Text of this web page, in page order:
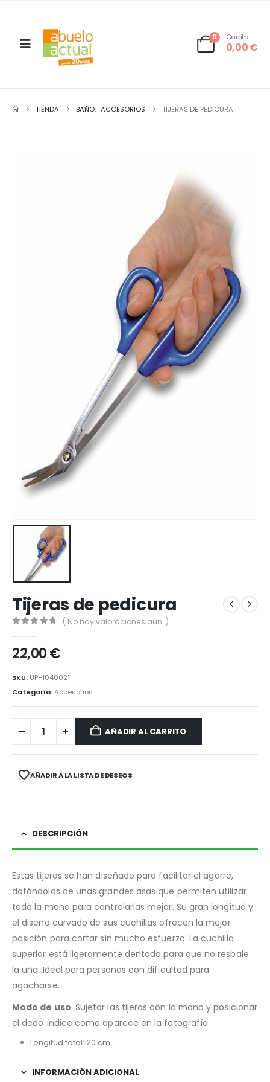
0 Carrito
0,00€
TIENDA BAÑO, ACCESORIOS TIJERAS DE PEDICURA
Tijeras de pedicura
( No hay valoraciones aún. )
22,00€
SKU: UPHI040021
Categoría:Accesorios
AÑADIR AL CARRITO
AÑADIR A LA LISTA DE DESEOS
DESCRIPCIÓN
Estas tijeras se han diseñado para facilitar el agarre,
dotándolas de unas grandes asas que permiten utilizar
toda la mano para controlarlas mejor. Su gran longitud y
el diseño curvado de sus cuchillas ofrecen la mejor
posición para cortar sin mucho esfuerzo. La cuchilla
superior está ligeramente dentada para que no resbale
la uña. Ideal para personas con dificultad para
agacharse.
Modo de uso: Sujetar las tijeras con la mano y posicionar
el dedo índice como aparece en la fotografía.
Longitud total: 20 cm.
INFORMACIÓN ADICIONAL